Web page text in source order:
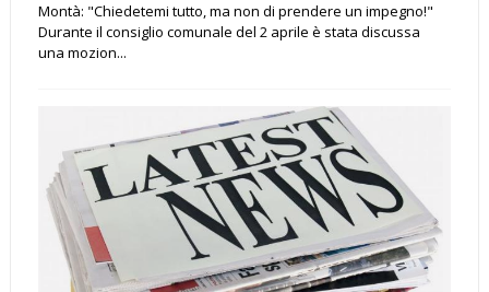
Montà: "Chiedetemi tutto, ma non di prendere un impegno!"
Durante il consiglio comunale del 2 aprile è stata discussa
una mozion...